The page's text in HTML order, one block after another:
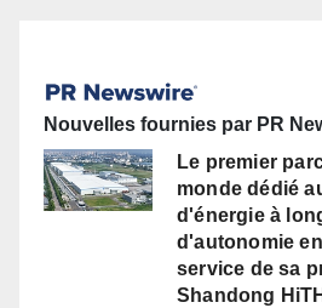
Nouvelles fournies par PR
Le premier
monde dédié
d'énergie à
d'autonomie
service de sa
Shandong